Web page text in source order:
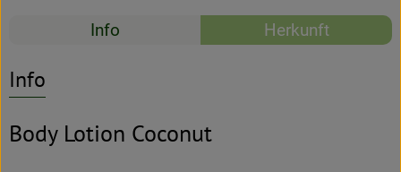
Rezepte
Info Herkunft
Info
Body Lotion Coconut